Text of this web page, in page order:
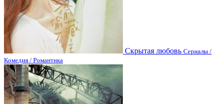
Скрытая любовь Сериалы /
Комедия / Романтика